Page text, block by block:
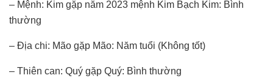
– Mệnh: Kim gặp năm 2023 mệnh Kim Bạch Kim: Bình
thường
– Địa chi: Mão gặp Mão: Năm tuổi (Không tốt)
– Thiên can: Quý gặp Quý: Bình thường